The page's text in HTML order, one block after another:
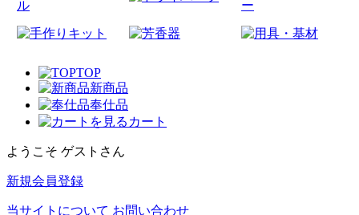
TOP
新商品
奉仕品
カート
ようこそ ゲストさん
新規会員登録
当サイトについて お問い合わせ